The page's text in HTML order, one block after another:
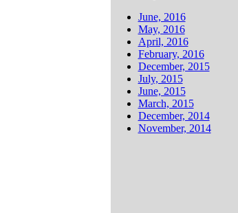
June, 2016
May, 2016
April, 2016
February, 2016
December, 2015
July, 2015
June, 2015
March, 2015
December, 2014
November, 2014